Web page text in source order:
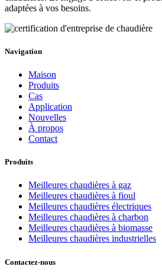
adaptées à vos besoins.
Navigation
Maison
Produits
Cas
Application
Nouvelles
À propos
Contact
Produits
Meilleures chaudières à gaz
Meilleures chaudières à fioul
Meilleures chaudières électriques
Meilleures chaudières à charbon
Meilleures chaudières à biomasse
Meilleures chaudières industrielles
Contactez-nous